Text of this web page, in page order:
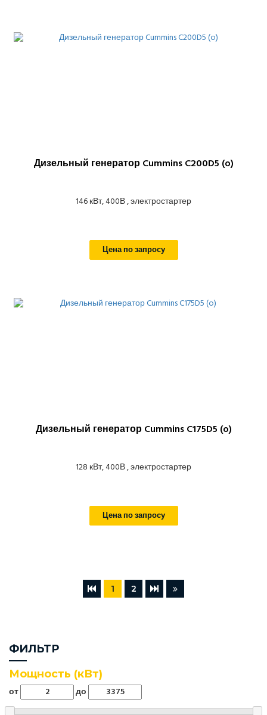
Дизельный генератор Cummins C200D5 (o)
146 кВт, 400В , электростартер
Цена по запросу
Дизельный генератор Cummins C175D5 (o)
128 кВт, 400В , электростартер
Цена по запросу
1 2
ФИЛЬТР
Мощность (кВт)
от до